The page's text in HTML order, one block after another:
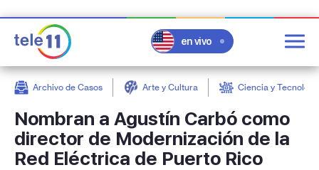
en vivo
Archivo de Casos Arte y Cultura Ciencia y
Nombran a Agustín Carbó como
director de Modernización de la
Red Eléctrica de Puerto Rico
post